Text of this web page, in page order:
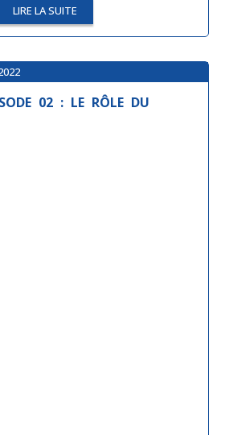
LIRE LA SUITE
02 : LE RÔLE DU